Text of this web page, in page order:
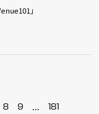
」
8 9 ... 181